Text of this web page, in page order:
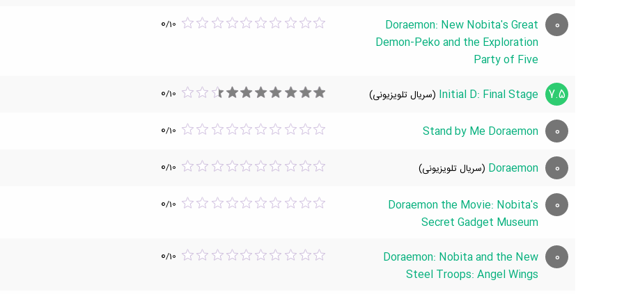
0
Doraemon: New Nobita's Great
Demon-Peko and the Exploration
Party of Five
0/10
7.5
Initial D: Final Stage (سریال تلویزیونی) 0/10
0
Stand by Me Doraemon
0/10
0
Doraemon (سریال تلویزیونی) 0/10
0
Doraemon the Movie: Nobita's
Secret Gadget Museum
0/10
0
Doraemon: Nobita and the New
Steel Troops: Angel Wings
0/10